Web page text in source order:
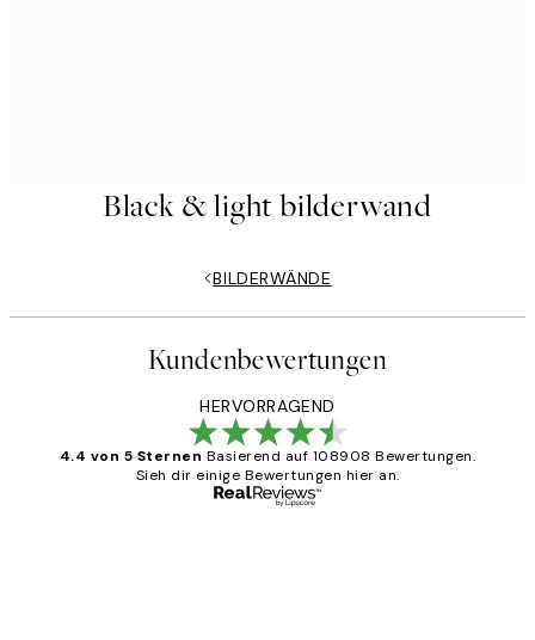
Black & light bilderwand
BILDERWÄNDE
Kundenbewertungen
HERVORRAGEND
4.4 von 5 Sternen Basierend auf 108908 Bewertungen.
Sieh dir einige Bewertungen hier an.